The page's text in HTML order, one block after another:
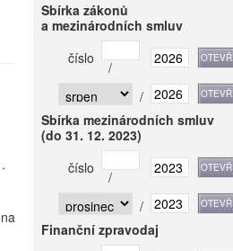
Sbírka zákonů
a mezinárodních smluv
číslo
/
/
Sbírka mezinárodních smluv
(do 31. 12. 2023)
číslo
/
/
Finanční zpravodaj